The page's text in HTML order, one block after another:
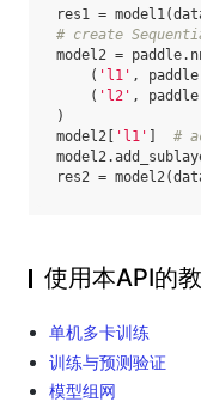
res1 = model1(
# create
model2 = paddle.
( 'l1' , paddle
( 'l2' , paddle
)
model2
'l1'
#
model2.
res2 = model2(
使用本API的
单机多卡训练
训练与预测验证
模型组网